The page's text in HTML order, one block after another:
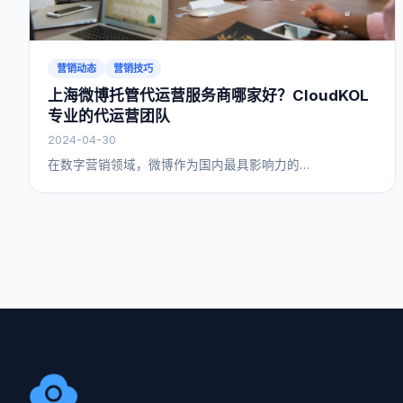
营销动态 营销技巧
上海微博托管代运营服务商哪家好？CloudKOL
专业的代运营团队
2024-04-30
在数字营销领域，微博作为国内最具影响力的…